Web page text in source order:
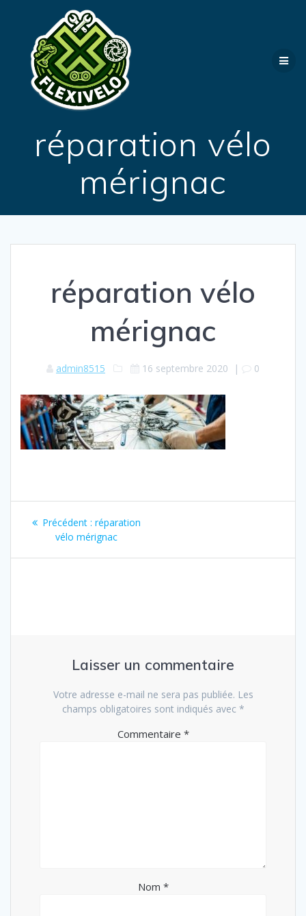
réparation vélo
mérignac
réparation vélo
mérignac
admin8515 16 septembre 2020 | 0
Navigation
Précédent : Article
précédent
réparation
vélo mérignac
Laisser un commentaire
Votre adresse e-mail ne sera pas publiée. Les
champs obligatoires sont indiqués avec *
Commentaire *
Nom *